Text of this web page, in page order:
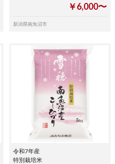
￥6,000〜
新潟県南魚沼市
令和7年産
特別栽培米